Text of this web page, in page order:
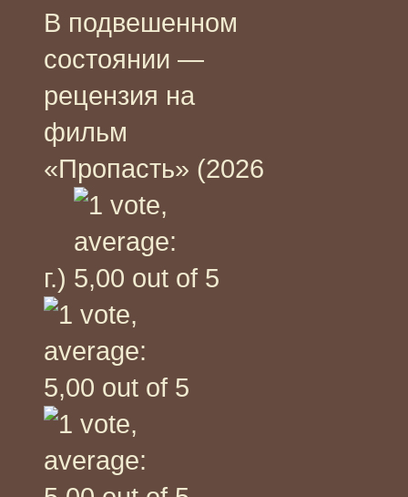
В подвешенном
состоянии —
рецензия на
фильм
«Пропасть» (2026
г.)